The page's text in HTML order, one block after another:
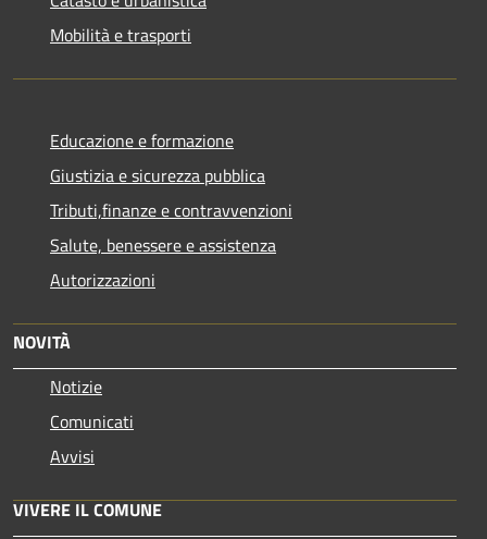
Mobilità e trasporti
Educazione e formazione
Giustizia e sicurezza pubblica
Tributi,finanze e contravvenzioni
Salute, benessere e assistenza
Autorizzazioni
NOVITÀ
Notizie
Comunicati
Avvisi
VIVERE IL COMUNE